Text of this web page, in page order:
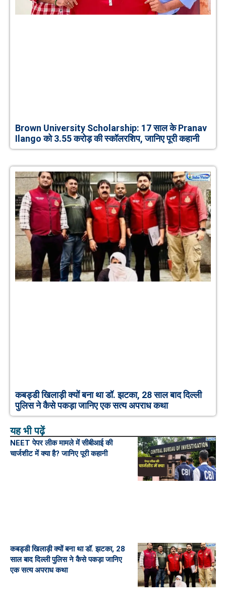
Brown University Scholarship: 17 साल के Pranav
Ilango को 3.55 करोड़ की स्कॉलरशिप, जानिए पूरी कहानी
कबड्डी खिलाड़ी क्यों बना था डॉ. झटका, 28 साल बाद दिल्ली
पुलिस ने कैसे पकड़ा जानिए एक सत्य अपराध कथा
यह भी पढ़ें
NEET पेपर लीक मामले में सीबीआई की
चार्जशीट में क्या है? जानिए पूरी कहानी
कबड्डी खिलाड़ी क्यों बना था डॉ. झटका, 28
साल बाद दिल्ली पुलिस ने कैसे पकड़ा जानिए
एक सत्य अपराध कथा